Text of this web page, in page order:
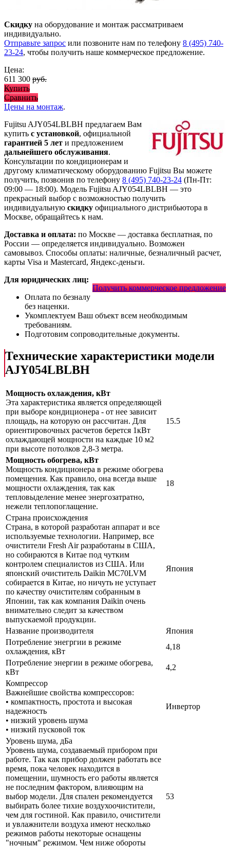
Скидку на оборудование и монтаж рассматриваем
индивидуально.
Отправьте запрос или позвоните нам по телефону 8 (495) 740-
23-24, чтобы получить наше коммерческое предложение.
Цена:
611 300 руб.
Купить
Сравнить
Цены на монтаж.
Fujitsu AJY054LBLBH предлагаем Вам
купить с установкой, официальной
гарантией 5 лет и предложением
дальнейшего обслуживания.
Консультации по кондиционерам и
другому климатическому оборудованию Fujitsu Вы можете
получить, позвонив по телефону 8 (495) 740-23-24 (Пн-Пт:
09:00 — 18:00). Модель Fujitsu AJY054LBLBH — это
прекрасный выбор с возможностью получить
индивидуальную скидку официального дистрибьютора в
Москве, обращайтесь к нам.
Доставка и оплата: по Москве — доставка бесплатная, по
России — определяется индивидуально. Возможен
самовывоз. Способы оплаты: наличные, безналичный расчет,
карты Visa и Mastercard, Яндекс-деньги.
Получить коммерческое предложение
Для юридических лиц:
Оплата по безналу
без наценки.
Укомплектуем Ваш объект всем необходимым
требованиям.
Подготовим сопроводительные документы.
Технические характеристики модели
AJY054LBLBH
Мощность охлаждения, кВт
Эта характеристика является определяющей
при выборе кондиционера - от нее зависит
площадь, на которую он рассчитан. Для
ориентировочных расчетов берется 1кВт
охлаждающей мощности на каждые 10 м2
при высоте потолков 2,8-3 метра.
15.5
Мощность обогрева, кВт
Мощность кондиционера в режиме обогрева
помещения. Как правило, она всегда выше
мощности охлаждения, так как
тепловыделение менее энергозатратно,
нежели теплопоглащение.
18
Страна происхождения
Страна, в которой разработан аппарат и все
используемые технологии. Например, все
очистители Fresh Air разработаны в США,
но собираются в Китае под чутким
контролем специалистов из США. Или
японский очиститель Daikin MC70LVM
собирается в Китае, но ничуть не уступает
по качеству очистителям собранным в
Японии, так как компания Daikin очень
внимательно следит за качеством
выпускаемой продукции.
Япония
Название производителя
Япония
Потребление энегргии в режиме
охлаждения, кВт
4,18
Потребление энергии в режиме обогрева,
кВт
4,2
Компрессор
Важнейшие свойства компрессоров:
• компактность, простота и высокая
надежность
• низкий уровень шума
• низкий пусковой ток
Инвертор
Уровень шума, дБа
Уровень шума, создаваемый прибором при
работе. Так как прибор должен работать все
время, пока человек находится в
помещении, шумность его работы является
не последним фактором, влияющим на
выбор модели. Для спален рекомендуется
выбирать более тихие воздухоочистители,
чем для гостиной. Как правило, очистители
и увлажнители воздуха имеют несколько
режимов работы некоторые оснащены
"ночным" режимом. Чем ниже обороты
53